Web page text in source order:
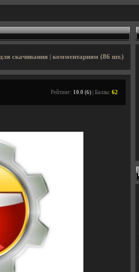
скачивания комментариям (86 шт.)
Рейтинг: 10.0 (6) | Баллы: 62